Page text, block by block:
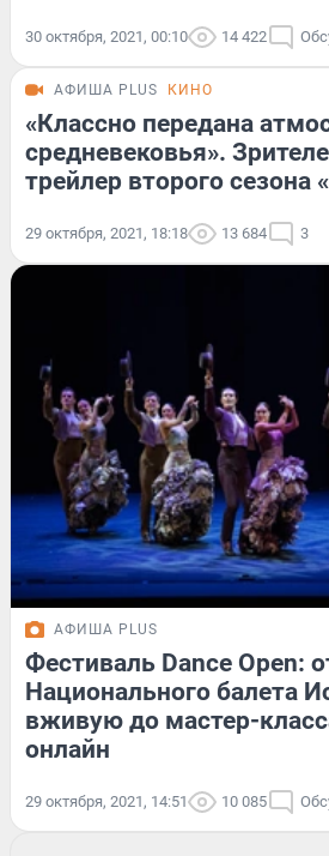
30 октября, 2021, 00:10 14 422
АФИША PLUS КИНО
«Классно передана
средневековья».
трейлер второго сезона
29 октября, 2021, 18:18 13 684 3
АФИША PLUS
Фестиваль Dance Open:
Национального балета
вживую до мастер-
онлайн
29 октября, 2021, 14:51 10 085